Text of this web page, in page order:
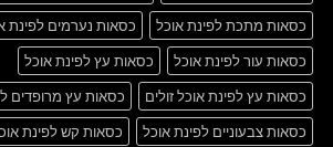
כסאות מתכת לפינת אוכל
כסאות נערמים לפינת
כסאות עור לפינת אוכל
כסאות עץ לפינת אוכל
כסאות עץ לפינת אוכל זולים
כסאות עץ מרופדים
כסאות צבעוניים לפינת אוכל
כסאות קש לפינת